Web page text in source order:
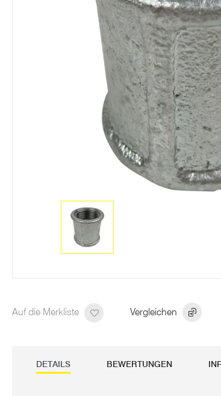
Auf die Merkliste Vergleichen
DETAILS BEWERTUNGEN